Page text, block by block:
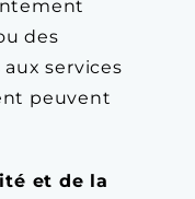
des
services
peuvent
et de la